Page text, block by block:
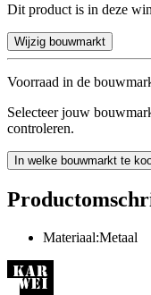
Dit product is in deze
Wijzig bouwmarkt
Voorraad in de
Selecteer jouw
controleren.
In welke bouwmarkt te
Materiaal:Metaal